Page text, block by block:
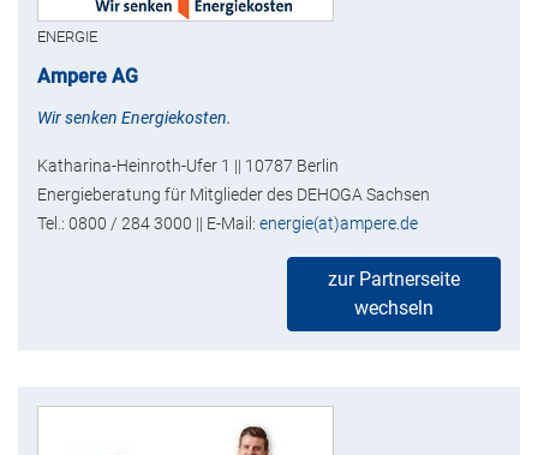
ENERGIE
Ampere AG
Wir senken Energiekosten.
Katharina-Heinroth-Ufer 1 || 10787 Berlin
Energieberatung für Mitglieder des DEHOGA Sachsen
Tel.: 0800 / 284 3000 || E-Mail: energie(at)ampere.de
zur Partnerseite
wechseln